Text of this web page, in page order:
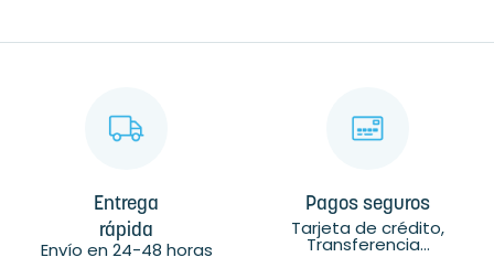
Entrega
rápida
Envío en 24-48 horas
Pagos seguros
Tarjeta de crédito,
Transferencia...